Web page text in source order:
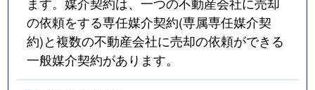
の依頼をする専任媒介契約(専属専任媒介契
約)と複数の不動産会社に売却の依頼ができる
一般媒介契約があります。